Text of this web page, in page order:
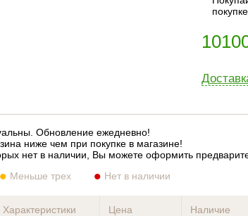
Обновление ежедневно!
ниже чем при покупке в магазине!
нет в наличии, Вы можете оформить
Меньше трех Нет в наличии
Характеристики Цена Наличие